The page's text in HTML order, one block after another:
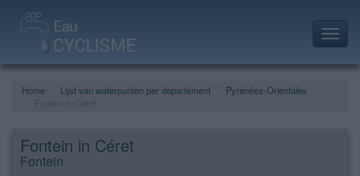
Home Lijst van waterpunten per departement
Pyrénées-Orientales
Fontein in Céret
Fontein